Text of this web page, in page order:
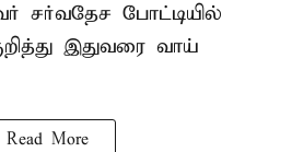
சர்வதேச போட்டியில்
இதுவரை வாய்
Read More